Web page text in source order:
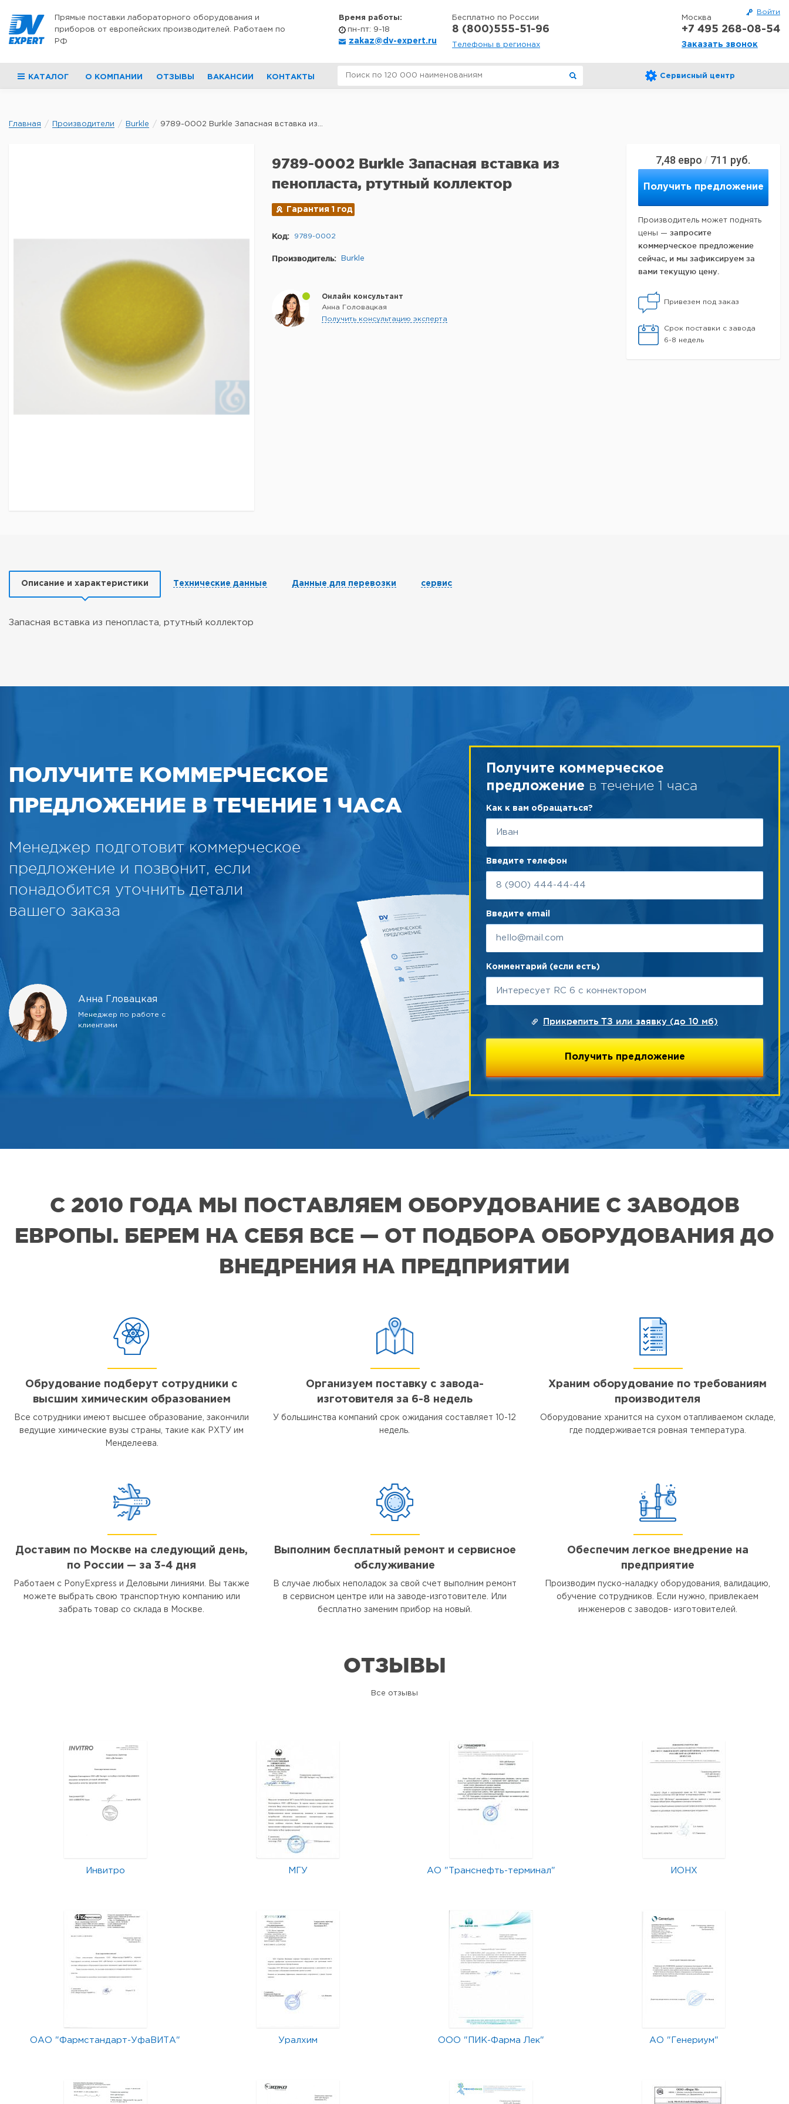
Войти
Прямые поставки лабораторного оборудования и
приборов от европейских производителей. Работаем по
РФ
Время работы:
пн-пт: 9-18
zakaz@dv-expert.ru
Бесплатно по России
8 (800)555-51-96
Телефоны в регионах
Москва
+7 495 268-08-54
Заказать звонок
КАТАЛОГ О КОМПАНИИ ОТЗЫВЫ ВАКАНСИИ КОНТАКТЫ Сервисный центр
Главная Производители Burkle 9789-0002 Burkle Запасная вставка из...
7,48 евро / 711 руб.
Получить предложение
Производитель может поднять
цены — запросите
коммерческое предложение
сейчас, и мы зафиксируем за
вами текущую цену.
Привезем под заказ
Срок поставки с завода
6-8 недель
9789-0002 Burkle Запасная вставка из
пенопласта, ртутный коллектор
Гарантия 1 год
Код: 9789-0002
Производитель: Burkle
Онлайн консультант
Анна Головацкая
Получить консультацию эксперта
Описание и характеристики Технические данные Данные для перевозки сервис
Запасная вставка из пенопласта, ртутный коллектор
ПОЛУЧИТЕ КОММЕРЧЕСКОЕ
ПРЕДЛОЖЕНИЕ В ТЕЧЕНИЕ 1 ЧАСА
Менеджер подготовит коммерческое
предложение и позвонит, если
понадобится уточнить детали
вашего заказа
Анна Гловацкая
Менеджер по работе с
клиентами
Получите коммерческое
предложение в течение 1 часа
Как к вам обращаться?
Введите телефон
Введите email
Комментарий (если есть)
Прикрепить ТЗ или заявку (до 10 мб)
С 2010 ГОДА МЫ ПОСТАВЛЯЕМ ОБОРУДОВАНИЕ С ЗАВОДОВ
ЕВРОПЫ. БЕРЕМ НА СЕБЯ ВСЕ — ОТ ПОДБОРА ОБОРУДОВАНИЯ ДО
ВНЕДРЕНИЯ НА ПРЕДПРИЯТИИ
Обрудование подберут сотрудники с
высшим химическим образованием
Все сотрудники имеют высшее образование, закончили
ведущие химические вузы страны, такие как РХТУ им
Менделеева.
Организуем поставку с завода-
изготовителя за 6-8 недель
У большинства компаний срок ожидания составляет 10-12
недель.
Храним оборудование по требованиям
производителя
Оборудование хранится на сухом отапливаемом складе,
где поддерживается ровная температура.
Доставим по Москве на следующий день,
по России — за 3-4 дня
Работаем с PonyExpress и Деловыми линиями. Вы также
можете выбрать свою транспортную компанию или
забрать товар со склада в Москве.
Выполним бесплатный ремонт и сервисное
обслуживание
В случае любых неполадок за свой счет выполним ремонт
в сервисном центре или на заводе-изготовителе. Или
бесплатно заменим прибор на новый.
Обеспечим легкое внедрение на
предприятие
Производим пуско-наладку оборудования, валидацию,
обучение сотрудников. Если нужно, привлекаем
инженеров с заводов- изготовителей.
ОТЗЫВЫ
Все отзывы
Инвитро МГУ АО "Транснефть-терминал" ИОНХ
ОАО "Фармстандарт-УфаВИТА" Уралхим ООО "ПИК-Фарма Лек" АО "Генериум"